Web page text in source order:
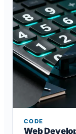
CODE
Web